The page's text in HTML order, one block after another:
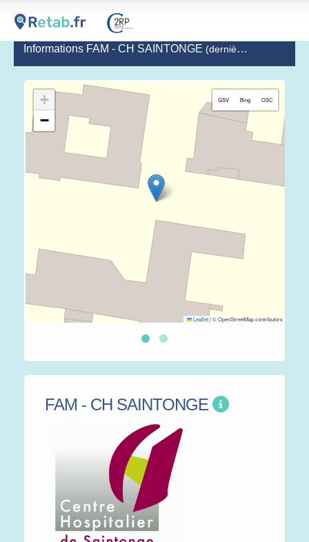
Informations FAM - CH SAINTONGE (dernière mise à jour le 2020-01-21)
+
−
GSV Bing OSC
Leaflet|© OpenStreetMap contributors
FAM - CH SAINTONGE